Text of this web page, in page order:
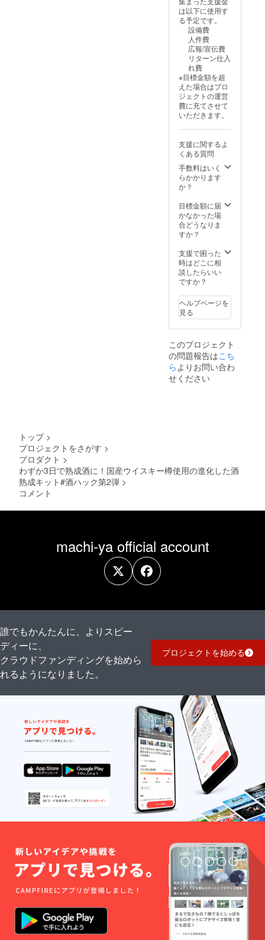
ます。
※税・送
料込み
性もご
ざいま
す。ご
了承く
ださ
い。 ※
ご注文
使用部
材の供
給状
況、製
造工程
上の都
より出
荷時期
が遅れ
る場合
があり
※税・送
料込み
は以下に使用す
る予定です。
設備費
人件費
広報/宣伝費
リターン仕入
れ費
※目標金額を超
えた場合はプロ
ジェクトの運営
費に充てさせて
いただきます。
支援に関するよ
くある質問
手数料はいく
らかかります
か？
目標金額に届
かなかった場
合どうなりま
すか？
支援で困った
時はどこに相
談したらいい
ですか？
ヘルプページを
見る
このプロジェクト
の問題報告はこち
ら よりお問い合わ
せください
トップ >
プロジェクトをさがす >
プロダクト >
わずか3日で熟成酒に！国産ウイスキー樽使用の進化した酒
熟成キット#酒ハック第2弾 >
コメント
machi-ya official account
誰でもかんたんに、よりスピー
ディーに、
クラウドファンディングを始めら
れるようになりました。
プロジェクトを始める